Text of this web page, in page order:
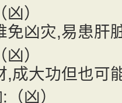
（凶）
免凶灾,易患肝
（凶）
,成大功但也可
（凶）